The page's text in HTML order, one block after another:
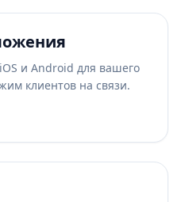
и Android для вашего
клиентов на связи.